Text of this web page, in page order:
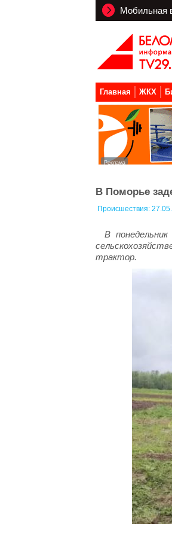
Мобильная
Главная ЖКХ
В Поморье
Происшествия:
В
трактор.